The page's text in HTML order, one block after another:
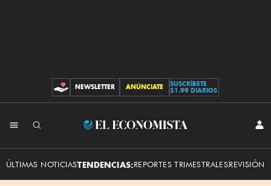
CONTRIBUCIONES
NEWSLETTER ANÚNCIATE
SUSCRÍBETE
$1.99 DIARIOS
El
ÚLTIMAS NOTICIASTENDENCIAS:REPORTES TRIMESTRALESREVISIÓN